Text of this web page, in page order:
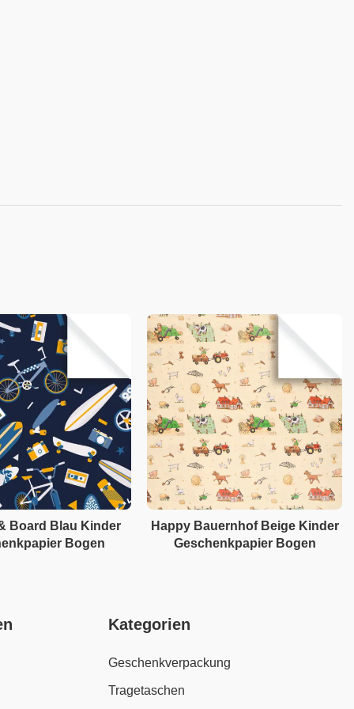
Board Blau Kinder
Bogen
Happy Bauernhof Beige Kinder
Geschenkpapier Bogen
Kategorien
Geschenkverpackung
Tragetaschen